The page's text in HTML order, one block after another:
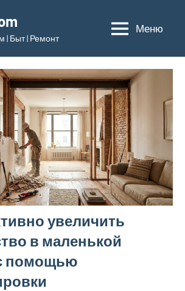
| Быт | Ремонт
Меню
увеличить
в маленькой
помощью